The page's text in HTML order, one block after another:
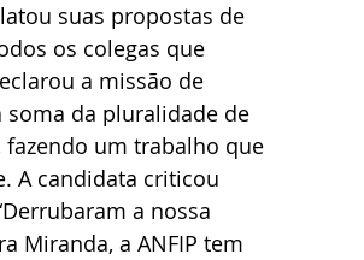
suas propostas de
os colegas que
a missão de
da pluralidade de
fazendo um trabalho que
A candidata criticou
a nossa
Miranda, a ANFIP tem